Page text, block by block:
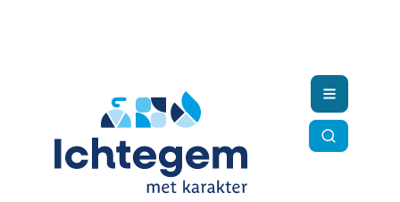
Zoek
Menu